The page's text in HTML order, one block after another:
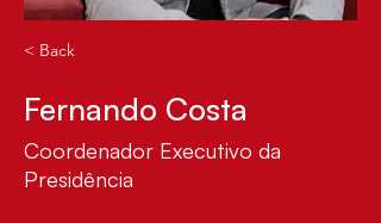
< Back
Fernando Costa
Coordenador Executivo da
Presidência